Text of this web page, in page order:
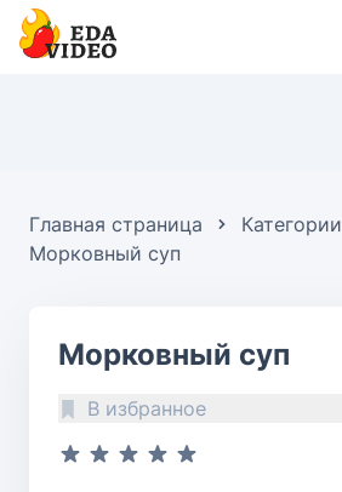
Главная страница Категории
Морковный суп
Морковный суп
В избранное